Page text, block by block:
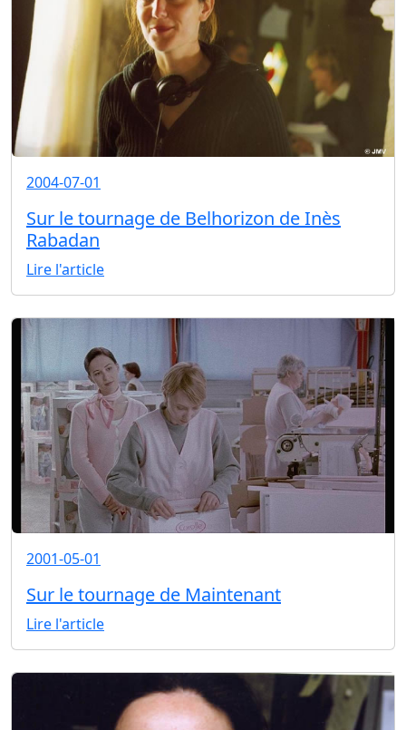
2004-07-01
Sur le tournage de Belhorizon de Inès
Rabadan
Lire l'article
2001-05-01
Sur le tournage de Maintenant
Lire l'article